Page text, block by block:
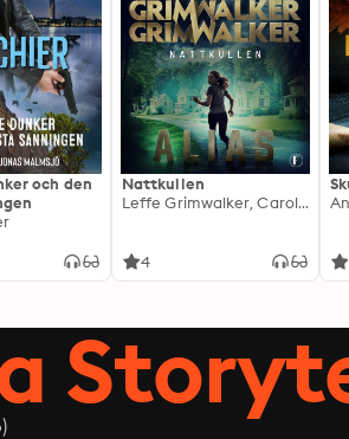
och den
Nattkullen
Leffe Grimwalker, Caroline Grimwalker
4